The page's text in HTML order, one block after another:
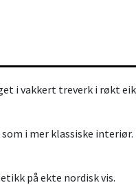
vakkert treverk i røkt
i mer klassiske
på ekte nordisk vis.